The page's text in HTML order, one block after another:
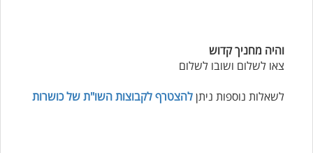
והיה מחניך קדוש
צאו לשלום ושובו לשלום
לשאלות נוספות ניתןלהצטרף לקבוצות השו"ת של כושרות